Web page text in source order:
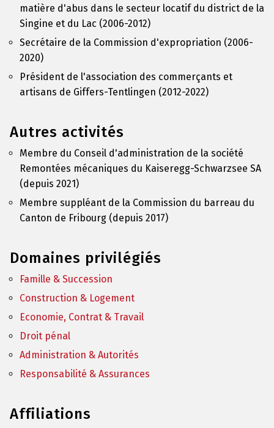
matière d'abus dans le secteur locatif du district de la
Singine et du Lac (2006-2012)
Secrétaire de la Commission d'expropriation (2006-
2020)
Président de l'association des commerçants et
artisans de Giffers-Tentlingen (2012-2022)
Autres activités
Membre du Conseil d'administration de la société
Remontées mécaniques du Kaiseregg-Schwarzsee SA
(depuis 2021)
Membre suppléant de la Commission du barreau du
Canton de Fribourg (depuis 2017)
Domaines privilégiés
Famille & Succession
Construction & Logement
Economie, Contrat & Travail
Droit pénal
Administration & Autorités
Responsabilité & Assurances
Affiliations